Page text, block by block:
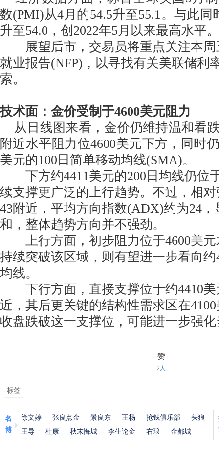
数(PMI)从4月的54.5升至55.1。与此
升至54.0，创2022年5月以来最高水平。
展望后市，交易员将重点关注本周
就业报告(NFP)，以寻找有关美联储利
索。
技术面：金价受制于4600美元阻力
从日线图来看，金价仍维持温和看
附近水平阻力位4600美元下方，同时
美元的100日简单移动均线(SMA)。
下方约4411美元的200日均线仍位
续支撑更广泛的上行趋势。不过，相
43附近，平均方向指数(ADX)约为24
和，整体趋势方向并不强劲。
上行方面，初步阻力位于4600美元
持续突破该区域，则有望进一步看向约
均线。
下行方面，直接支撑位于约4410美
近，其后更关键的结构性需求区在
收盘跌破这一支撑位，可能进一步强
赞
2人
标签
名
博
徐文婷 张良点金 景良东 王杨 抢钱俱乐部
头狼
王导
杜康 秋末悔城 李生论金 右琅 金都城